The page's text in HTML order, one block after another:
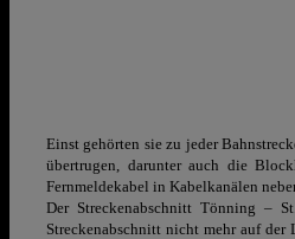
Einst gehörten sie zu jeder
übertrugen, darunter auch die
Fernmeldekabel in Kabelkanälen
Der Streckenabschnitt Tönning –
Streckenabschnitt nicht mehr auf